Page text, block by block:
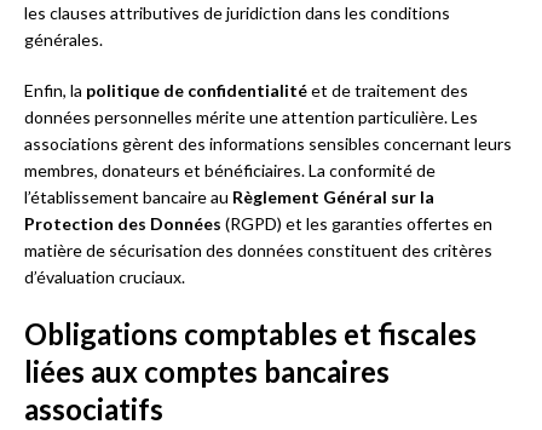
les clauses attributives de juridiction dans les conditions
générales.
Enfin, la politique de confidentialitéet de traitement des
données personnelles mérite une attention particulière. Les
associations gèrent des informations sensibles concernant leurs
membres, donateurs et bénéficiaires. La conformité de
l’établissement bancaire au Règlement Général sur la
Protection des Données (RGPD) et les garanties offertes en
matière de sécurisation des données constituent des critères
d’évaluation cruciaux.
Obligations comptables et fiscales
liées aux comptes bancaires
associatifs